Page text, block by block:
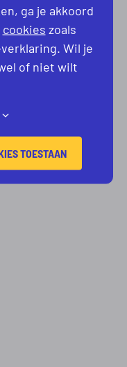
, farmacie
ga je akkoord
cookies zoals
Wil je
of niet wilt
TOESTAAN